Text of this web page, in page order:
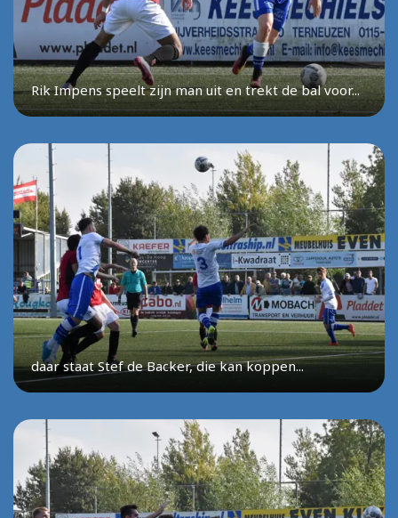
Rik Impens speelt zijn man uit en trekt de bal voor...
daar staat Stef de Backer, die kan koppen...